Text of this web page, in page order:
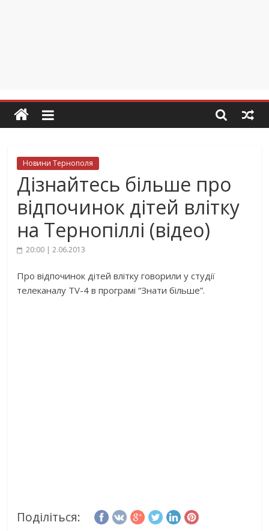
Новини Тернополя
Дізнайтесь більше про
відпочинок дітей влітку
на Тернопіллі (відео)
20:00 | 2.06.2013
Про відпочинок дітей влітку говорили у студії
телеканалу TV-4 в програмі “Знати більше”.
Поділіться: